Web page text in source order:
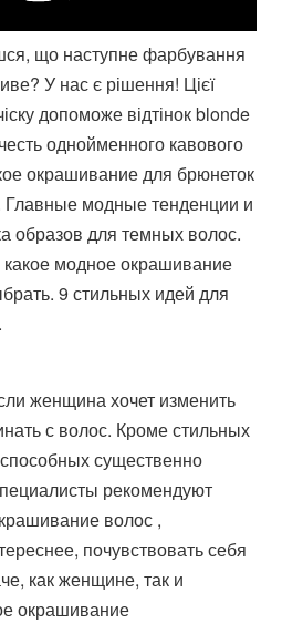
що наступне фарбування
У нас є рішення! Цієї
допоможе відтінок blonde
однойменного кавового
окрашивание для брюнеток
Главные модные тенденции и
образов для темных волос.
модное окрашивание
9 стильных идей для
женщина хочет изменить
с волос. Кроме стильных
существенно
рекомендуют
волос ,
почувствовать себя
как женщине, так и
окрашивание